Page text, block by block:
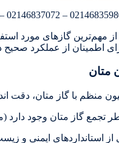
از مهم‌ترین گازهای مورد
اطمینان از عملکرد صحیح
متان
منظم با گاز متان، دقت
تجمع گاز متان وجود
از استانداردهای ایمنی و